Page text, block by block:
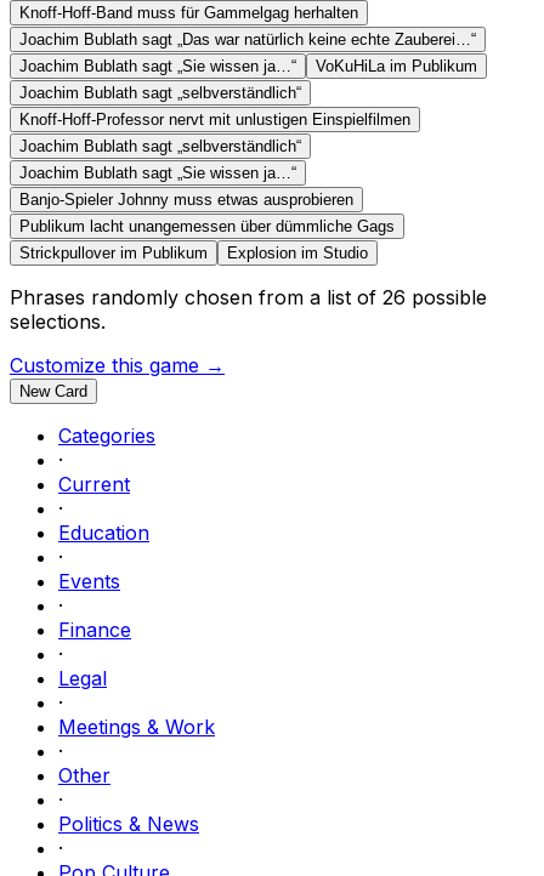
Knoff-Hoff-Band muss für Gammelgag herhalten
Joachim Bublath sagt „Das war natürlich keine echte Zauberei…“
Joachim Bublath sagt „Sie wissen ja…“
VoKuHiLa im Publikum
Joachim Bublath sagt „selbverständlich“
Knoff-Hoff-Professor nervt mit unlustigen Einspielfilmen
Joachim Bublath sagt „selbverständlich“
Joachim Bublath sagt „Sie wissen ja…“
Banjo-Spieler Johnny muss etwas ausprobieren
Publikum lacht unangemessen über dümmliche Gags
Strickpullover im Publikum
Explosion im Studio
Phrases randomly chosen from a list of 26 possible
selections.
Customize this game →
New Card
Categories
·
Current
·
Education
·
Events
·
Finance
·
Legal
·
Meetings & Work
·
Other
·
Politics & News
·